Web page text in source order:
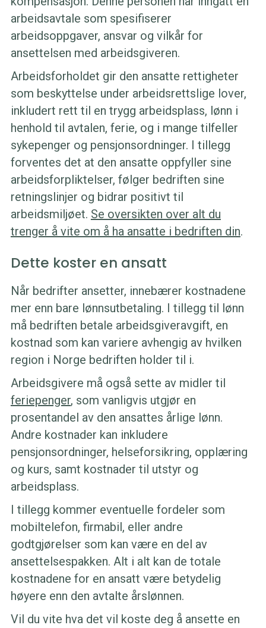
arbeidsavtale som spesifiserer
arbeidsoppgaver, ansvar og vilkår for
ansettelsen med arbeidsgiveren.
Arbeidsforholdet gir den ansatte rettigheter
som beskyttelse under arbeidsrettslige lover,
inkludert rett til en trygg arbeidsplass, lønn i
henhold til avtalen, ferie, og i mange tilfeller
sykepenger og pensjonsordninger. I tillegg
forventes det at den ansatte oppfyller sine
arbeidsforpliktelser, følger bedriften sine
retningslinjer og bidrar positivt til
arbeidsmiljøet. Se oversikten over alt du
trenger å vite om å ha ansatte i bedriften din.
Dette koster en ansatt
Når bedrifter ansetter, innebærer kostnadene
mer enn bare lønnsutbetaling. I tillegg til lønn
må bedriften betale arbeidsgiveravgift, en
kostnad som kan variere avhengig av hvilken
region i Norge bedriften holder til i.
Arbeidsgivere må også sette av midler til
feriepenger, som vanligvis utgjør en
prosentandel av den ansattes årlige lønn.
Andre kostnader kan inkludere
pensjonsordninger, helseforsikring, opplæring
og kurs, samt kostnader til utstyr og
arbeidsplass.
I tillegg kommer eventuelle fordeler som
mobiltelefon, firmabil, eller andre
godtgjørelser som kan være en del av
ansettelsespakken. Alt i alt kan de totale
kostnadene for en ansatt være betydelig
høyere enn den avtalte årslønnen.
Vil du vite hva det vil koste deg å ansette en